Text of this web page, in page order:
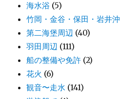
海水浴 (5)
竹岡・金谷・保田・岩井沖
第二海堡周辺 (40)
羽田周辺 (111)
船の整備や免許 (2)
花火 (6)
観音〜走水 (141)